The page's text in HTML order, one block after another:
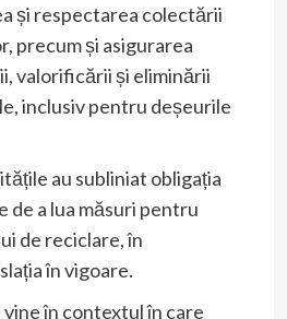
și respectarea colectării
precum și asigurarea
valorificării și eliminării
inclusiv pentru deșeurile
au subliniat obligația
de a lua măsuri pentru
de reciclare, în
în vigoare.
în contextul în care